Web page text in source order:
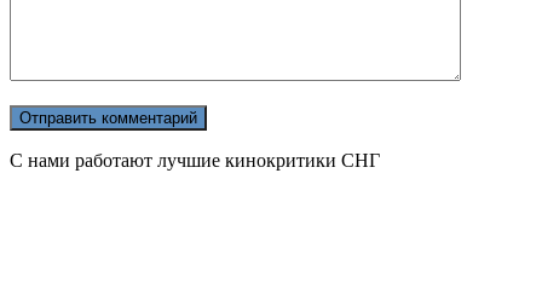
С нами работают лучшие кинокритики СНГ